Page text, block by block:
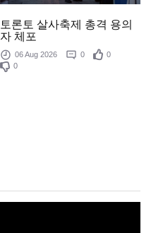
토론토 살사축제 총격 용의
자 체포
06 Aug 2026 0
0
0